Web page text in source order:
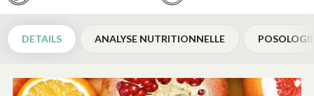
DETAILS ANALYSE NUTRITIONNELLE